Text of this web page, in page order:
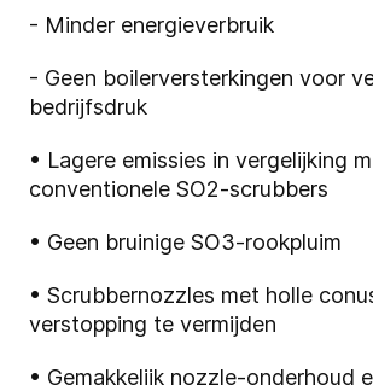
- Minder energieverbruik
- Geen boilerversterkingen voor
bedrijfsdruk
• Lagere emissies in vergelijking
conventionele SO2-scrubbers
• Geen bruinige SO3-rookpluim
• Scrubbernozzles met holle
verstopping te vermijden
• Gemakkelijk nozzle-onderhoud